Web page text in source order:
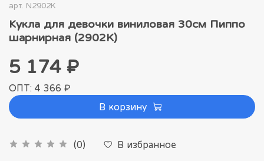
арт. N2902K
Кукла для девочки виниловая 30см Пиппо
шарнирная (2902K)
(0) В избранное
5 174 ₽
ОПТ: 4 366 ₽
В корзину